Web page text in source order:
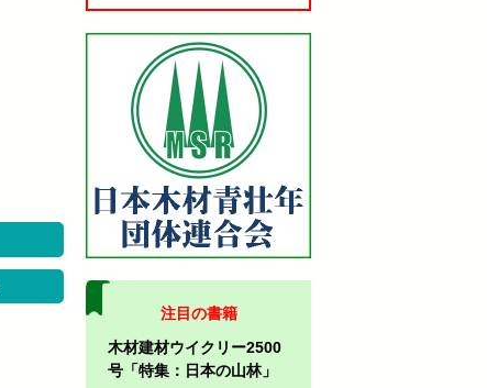
注目の書籍
木材建材ウイクリー2500
号「特集：日本の山林」